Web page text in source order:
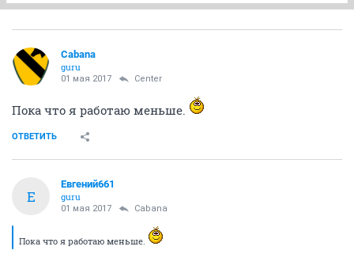
Cabana
guru
01 мая 2017 Center
Пока что я работаю меньше.
ОТВЕТИТЬ
Е
Евгений661
guru
01 мая 2017 Cabana
Пока что я работаю меньше.